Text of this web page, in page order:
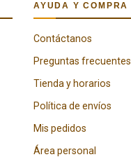
AYUDA Y COMPRA
Contáctanos
Preguntas frecuentes
Tienda y horarios
Política de envíos
Mis pedidos
Área personal